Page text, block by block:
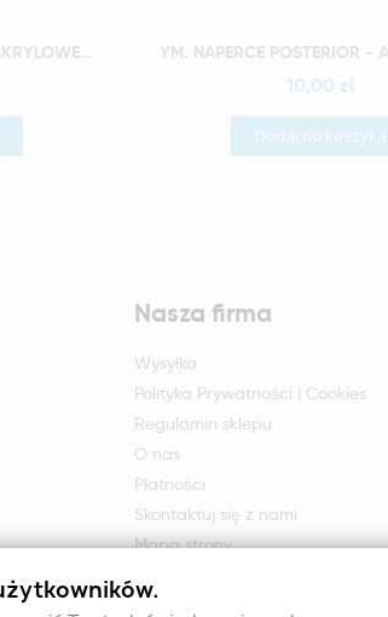
YM. NAPERCE POSTERIOR - AKRYLOWE ZĘBY SZTUCZNE - B2-M28G Szybki podgląd
10,00 zł
Dodaj do koszyka
Nasza firma
Wysyłka
Polityka Prywatności i Cookies
Regulamin sklepu
O nas
Płatności
Skontaktuj się z nami
Mapa strony